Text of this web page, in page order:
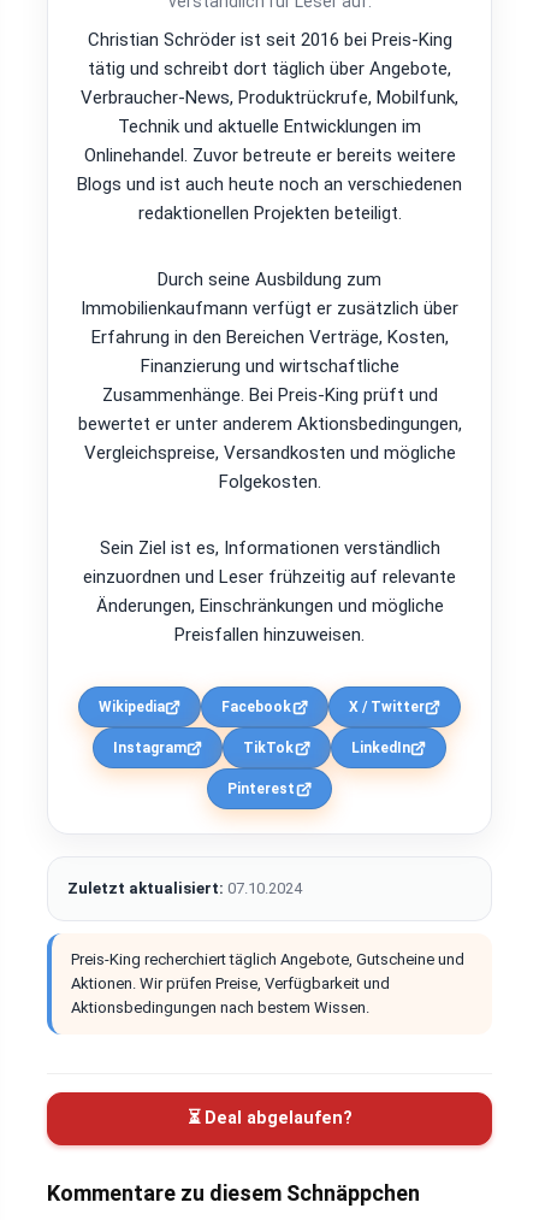
Christian Schröder ist seit 2016 bei Preis-King
tätig und schreibt dort täglich über Angebote,
Verbraucher-News, Produktrückrufe, Mobilfunk,
Technik und aktuelle Entwicklungen im
Onlinehandel. Zuvor betreute er bereits weitere
Blogs und ist auch heute noch an verschiedenen
redaktionellen Projekten beteiligt.
Durch seine Ausbildung zum
Immobilienkaufmann verfügt er zusätzlich über
Erfahrung in den Bereichen Verträge, Kosten,
Finanzierung und wirtschaftliche
Zusammenhänge. Bei Preis-King prüft und
bewertet er unter anderem Aktionsbedingungen,
Vergleichspreise, Versandkosten und mögliche
Folgekosten.
Sein Ziel ist es, Informationen verständlich
einzuordnen und Leser frühzeitig auf relevante
Änderungen, Einschränkungen und mögliche
Preisfallen hinzuweisen.
Wikipedia Facebook X / Twitter
Instagram TikTok LinkedIn
Pinterest
Zuletzt aktualisiert: 07.10.2024
Preis-King recherchiert täglich Angebote, Gutscheine und
Aktionen. Wir prüfen Preise, Verfügbarkeit und
Aktionsbedingungen nach bestem Wissen.
⏳ Deal abgelaufen?
Kommentare zu diesem Schnäppchen